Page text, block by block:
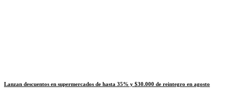
Lanzan descuentos en supermercados de hasta 35% y $30.000 de reintegro en agosto